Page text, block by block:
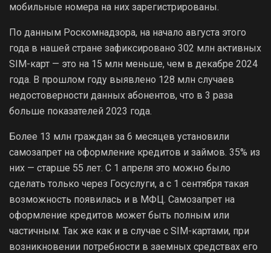
мобильные номера на них зарегистрированы.
По данным Роскомнадзора, на начало августа этого
года в нашей стране зафиксировано 302 млн активных
SIM-карт — это на 15 млн меньше, чем в декабре 2024
года. В прошлом году выявлено 128 млн случаев
недостоверности данных абонентов, что в 3 раза
больше показателей 2023 года.
Более 13 млн граждан за 6 месяцев установили
самозапрет на оформление кредитов и займов. 35% из
них — старше 55 лет. С 1 апреля это можно было
сделать только через Госуслуги, а с 1 сентября такая
возможность появилась и в МФЦ. Самозапрет на
оформление кредитов может быть полным или
частичным. Так же как и в случае с SIM-картами, при
возникновении потребности в заемных средствах его